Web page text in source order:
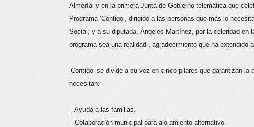
Almería’ y en la primera Junta de Gobierno telemática que
Programa ‘Contigo’, dirigido a las personas que más lo
Social, y a su diputada, Ángeles Martínez, por la celeridad en
programa sea una realidad”, agradecimiento que ha extendido
‘Contigo’ se divide a su vez en cinco pilares que garantizan
necesitan:
– Ayuda a las familias.
– Colaboración municipal para alojamiento alternativo.